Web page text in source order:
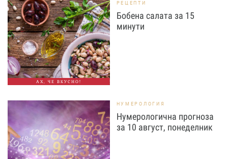
АХ, ЧЕ ВКУСНО!
РЕЦЕПТИ
Бобена салата за 15
минути
НУМЕРОЛОГИЯ
Нумерологична прогноза
за 10 август, понеделник